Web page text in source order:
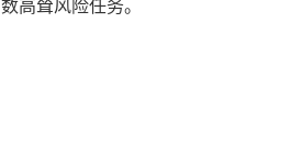
数高耸风险任务。